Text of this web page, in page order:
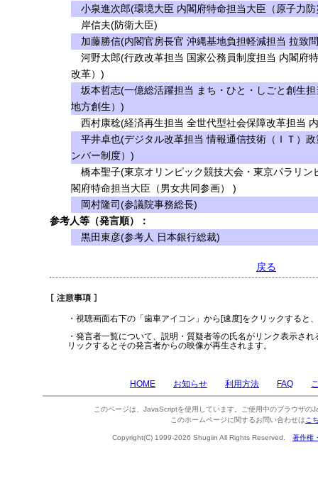
小泉進次郎(環境大臣 内閣府特命担当大臣（原子力防
岸信夫(防衛大臣)
加藤勝信(内閣官房長官 沖縄基地負担軽減担当 拉致
河野太郎(行政改革担当 国家公務員制度担当 内閣府
改革）)
坂本哲志(一億総活躍担当 まち・ひと・しごと創生
地方創生）)
西村康稔(経済再生担当 全世代型社会保障改革担当
平井卓也(デジタル改革担当 情報通信技術（ＩＴ）
ンバー制度）)
橋本聖子(東京オリンピック競技大会・東京パラリン
閣府特命担当大臣（男女共同参画） )
岡村隆司(参議院事務総長)
参考人等（発言順）：
黒田東彦(参考人 日本銀行総裁)
戻る
・視聴画面右下の「歯車アイコン」から[速度]をクリックすると
・発言者一覧について、説明・質疑者等の氏名がリンク表示さ
リックするとその発言者からの映像が再生されます。
HOME お知らせ 利用方法 FAQ
このページは、JavaScriptを使用しています。ご使用中のブラウザの
このホームページに関するお問い合わせは こ
Copyright(C) 1999-2026 Shugiin All Rights Reserved. 著作権